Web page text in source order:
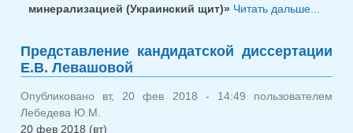
минерализацией (Украинский щит)» Читать дальше...
Е.В.
Представление кандидатской диссертации
Е.В. Левашовой
Опубликовано вт, 20 фев 2018 - 14:49 пользователем
Лебедева Ю.М.
20 фев 2018 (вт)